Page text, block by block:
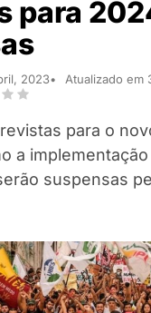
para
2023
Atualizado em
para o
a
suspensas